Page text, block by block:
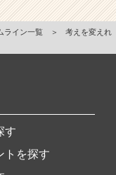
ライン一覧 ＞
考えを変えれ
す
トを探す